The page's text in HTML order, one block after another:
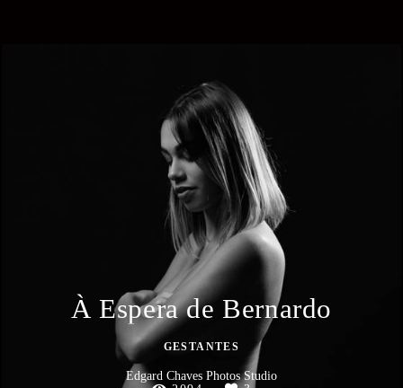
À Espera de Bernardo
GESTANTES
Edgard Chaves Photos Studio